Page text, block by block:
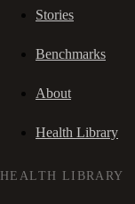
Stories
Benchmarks
About
Health Library
HEALTH LIBRARY